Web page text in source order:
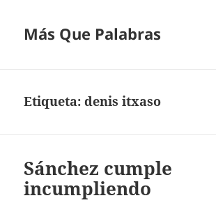
Más Que Palabras
Etiqueta:denis itxaso
Sánchez cumple
incumpliendo